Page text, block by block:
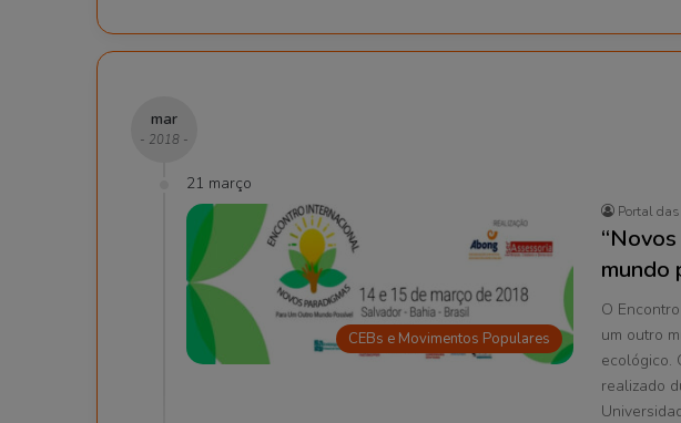
mar
- 2018 -
21 março
CEBs e Movimentos Populares
Portal
mundo
O
um outro
ecológico.
realizado